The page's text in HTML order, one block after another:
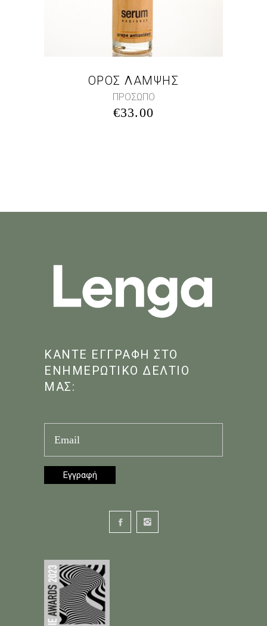
ΟΡΟΣ ΛΑΜΨΗΣ
ΠΡΟΣΩΠΟ
€33.00
ΚΑΝΤΕ ΕΓΓΡΑΦΗ ΣΤΟ
ΕΝΗΜΕΡΩΤΙΚΟ ΔΕΛΤΙΟ
ΜΑΣ: